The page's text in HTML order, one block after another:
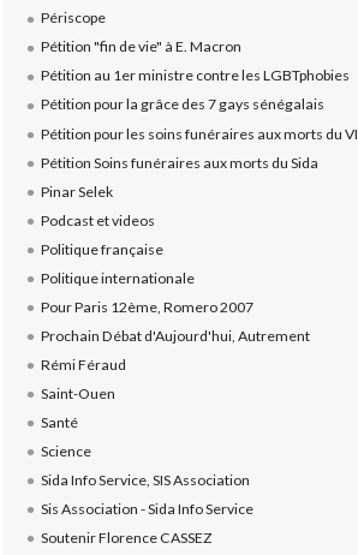
Périscope
Pétition "fin de vie" à E. Macron
Pétition au 1er ministre contre les LGBTphobies
Pétition pour la grâce des 7 gays sénégalais
Pétition pour les soins funéraires aux morts du VI
Pétition Soins funéraires aux morts du Sida
Pinar Selek
Podcast et videos
Politique française
Politique internationale
Pour Paris 12ème, Romero 2007
Prochain Débat d'Aujourd'hui, Autrement
Rémi Féraud
Saint-Ouen
Santé
Science
Sida Info Service, SIS Association
Sis Association - Sida Info Service
Soutenir Florence CASSEZ